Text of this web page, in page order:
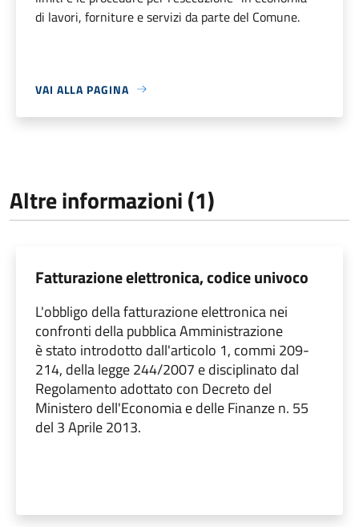
di lavori, forniture e servizi da parte del Comune.
VAI ALLA PAGINA
Altre informazioni (1)
Fatturazione elettronica, codice univoco
L'obbligo della fatturazione elettronica nei
confronti della pubblica Amministrazione
è stato introdotto dall'articolo 1, commi 209-
214, della legge 244/2007 e disciplinato dal
Regolamento adottato con Decreto del
Ministero dell'Economia e delle Finanze n. 55
del 3 Aprile 2013.